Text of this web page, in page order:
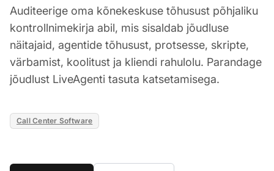
Auditeerige oma kõnekeskuse tõhusust põhjaliku
kontrollnimekirja abil, mis sisaldab jõudluse
näitajaid, agentide tõhusust, protsesse, skripte,
värbamist, koolitust ja kliendi rahulolu. Parandage
jõudlust LiveAgenti tasuta katsetamisega.
Call Center Software